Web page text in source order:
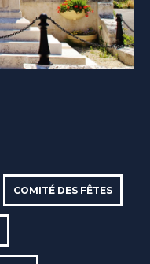
COMITÉ DES FÊTES